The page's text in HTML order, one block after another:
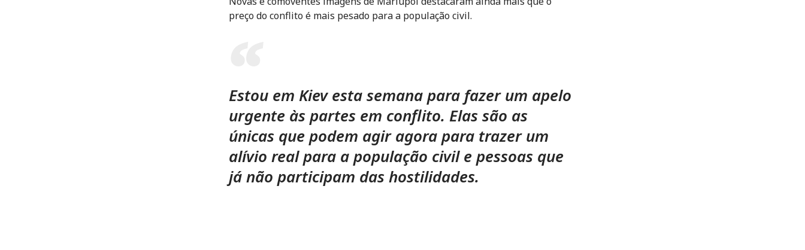
preço do conflito é mais pesado para a população civil.
Estou em Kiev esta semana para fazer um apelo
urgente às partes em conflito. Elas são as
únicas que podem agir agora para trazer um
alívio real para a população civil e pessoas que
já não participam das hostilidades.